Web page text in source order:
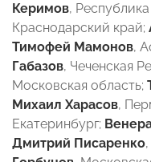
Керимов,
Краснодарский край;
Тимофей Мамонов,
Габазов, Чеченская
Московская область;
Михаил Харасов,
Екатеринбург;
Дмитрий Писаренко